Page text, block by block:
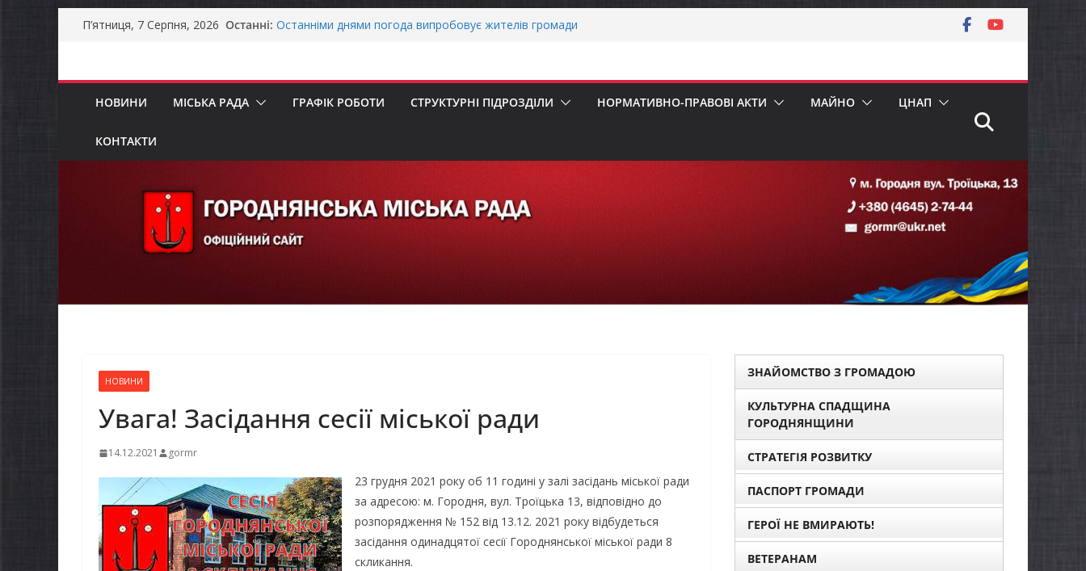
Перейти
П’ятниця, 7 Серпня, 2026 Останні: Останніми днями погода випробовує жителів громади
До уваги представників бізнесу!
НОВИНИ МІСЬКА РАДА ГРАФІК РОБОТИ СТРУКТУРНІ ПІДРОЗДІЛИ НОРМАТИВНО-ПРАВОВІ АКТИ МАЙНО ЦНАП
КОНТАКТИ
НОВИНИ
Увага! Засідання сесії міської ради
14.12.2021 gormr
23 грудня 2021 року об 11 годині у залі засідань міської ради
за адресою: м. Городня, вул. Троїцька 13, відповідно до
розпорядження № 152 від 13.12. 2021 року відбудеться
засідання одинадцятої сесії Городнянської міської ради 8
скликання.
ЗНАЙОМСТВО З ГРОМАДОЮ
КУЛЬТУРНА СПАДЩИНА
ГОРОДНЯНЩИНИ
СТРАТЕГІЯ РОЗВИТКУ
ПАСПОРТ ГРОМАДИ
ГЕРОЇ НЕ ВМИРАЮТЬ!
ВЕТЕРАНАМ